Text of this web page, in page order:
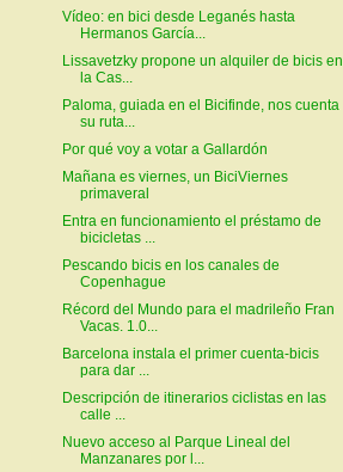
Vídeo: en bici desde Leganés hasta
Hermanos García...
Lissavetzky propone un alquiler de bicis en
la Cas...
Paloma, guiada en el Bicifinde, nos cuenta
su ruta...
Por qué voy a votar a Gallardón
Mañana es viernes, un BiciViernes
primaveral
Entra en funcionamiento el préstamo de
bicicletas ...
Pescando bicis en los canales de
Copenhague
Récord del Mundo para el madrileño Fran
Vacas. 1.0...
Barcelona instala el primer cuenta-bicis
para dar ...
Descripción de itinerarios ciclistas en las
calle ...
Nuevo acceso al Parque Lineal del
Manzanares por l...